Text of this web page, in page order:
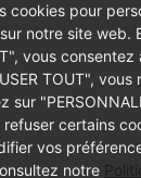
cookies pour
notre site web.
vous
TOUT",
sur
certains
vos
notre